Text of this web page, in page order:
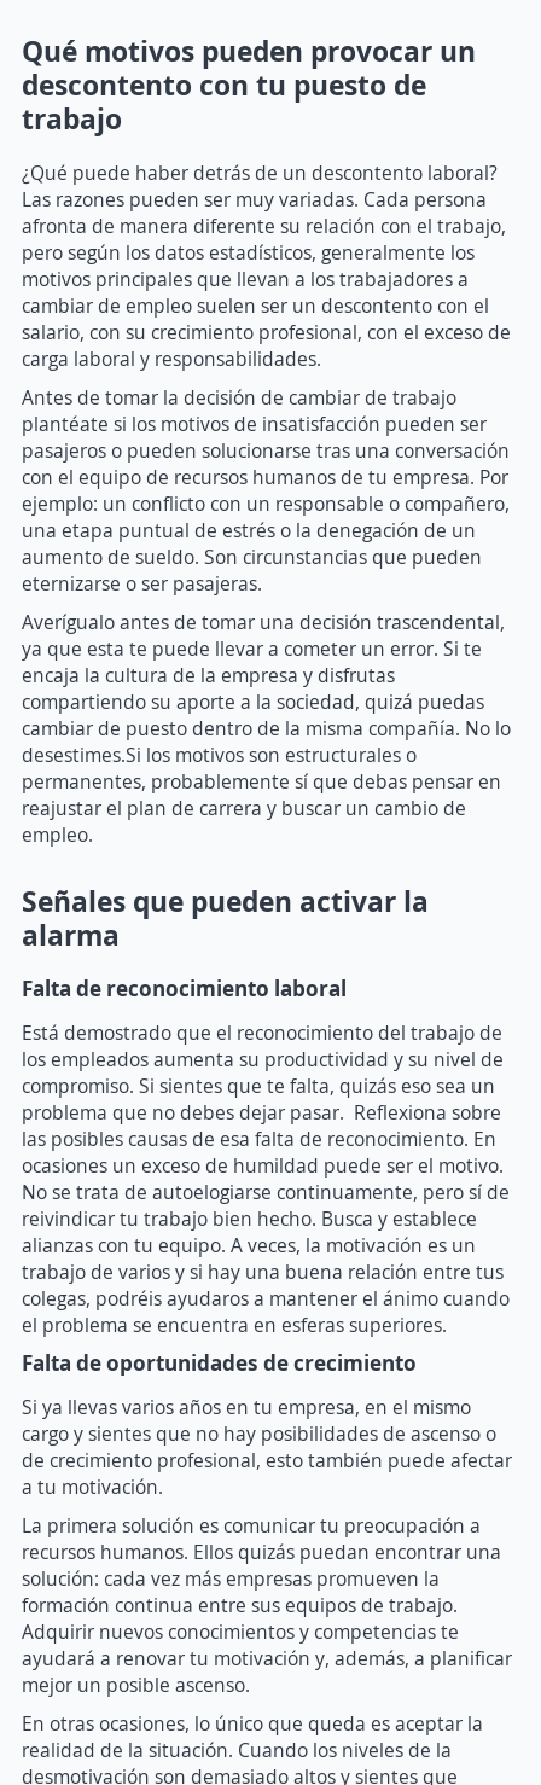
Qué motivos pueden provocar un
descontento con tu puesto de
trabajo
¿Qué puede haber detrás de un descontento laboral?
Las razones pueden ser muy variadas. Cada persona
afronta de manera diferente su relación con el trabajo,
pero según los datos estadísticos, generalmente los
motivos principales que llevan a los trabajadores a
cambiar de empleo suelen ser un descontento con el
salario, con su crecimiento profesional, con el exceso de
carga laboral y responsabilidades.
Antes de tomar la decisión de cambiar de trabajo
plantéate si los motivos de insatisfacción pueden ser
pasajeros o pueden solucionarse tras una conversación
con el equipo de recursos humanos de tu empresa. Por
ejemplo: un conflicto con un responsable o compañero,
una etapa puntual de estrés o la denegación de un
aumento de sueldo. Son circunstancias que pueden
eternizarse o ser pasajeras.
Averígualo antes de tomar una decisión trascendental,
ya que esta te puede llevar a cometer un error. Si te
encaja la cultura de la empresa y disfrutas
compartiendo su aporte a la sociedad, quizá puedas
cambiar de puesto dentro de la misma compañía. No lo
desestimes.Si los motivos son estructurales o
permanentes, probablemente sí que debas pensar en
reajustar el plan de carrera y buscar un cambio de
empleo.
Señales que pueden activar la
alarma
Falta de reconocimiento laboral
Está demostrado que el reconocimiento del trabajo de
los empleados aumenta su productividad y su nivel de
compromiso. Si sientes que te falta, quizás eso sea un
problema que no debes dejar pasar. Reflexiona sobre
las posibles causas de esa falta de reconocimiento. En
ocasiones un exceso de humildad puede ser el motivo.
No se trata de autoelogiarse continuamente, pero sí de
reivindicar tu trabajo bien hecho. Busca y establece
alianzas con tu equipo. A veces, la motivación es un
trabajo de varios y si hay una buena relación entre tus
colegas, podréis ayudaros a mantener el ánimo cuando
el problema se encuentra en esferas superiores.
Falta de oportunidades de crecimiento
Si ya llevas varios años en tu empresa, en el mismo
cargo y sientes que no hay posibilidades de ascenso o
de crecimiento profesional, esto también puede afectar
a tu motivación.
La primera solución es comunicar tu preocupación a
recursos humanos. Ellos quizás puedan encontrar una
solución: cada vez más empresas promueven la
formación continua entre sus equipos de trabajo.
Adquirir nuevos conocimientos y competencias te
ayudará a renovar tu motivación y, además, a planificar
mejor un posible ascenso.
En otras ocasiones, lo único que queda es aceptar la
realidad de la situación. Cuando los niveles de la
desmotivación son demasiado altos y sientes que